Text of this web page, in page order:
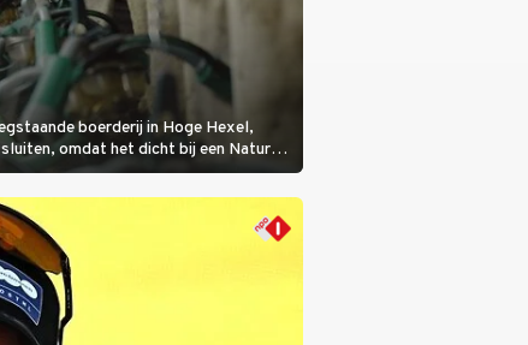
boerderij in Hoge Hexel,
omdat het dicht bij een Natura
veeziekte.